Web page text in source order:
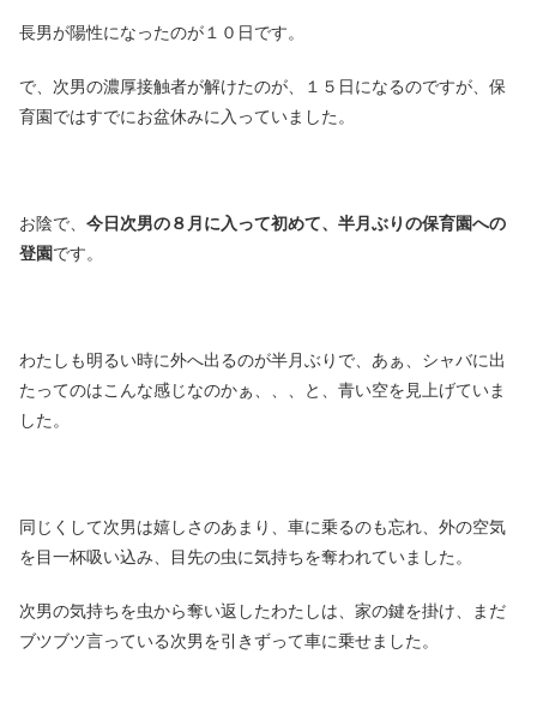
長男が陽性になったのが１０日です。
で、次男の濃厚接触者が解けたのが、１５日になるのですが、保
育園ではすでにお盆休みに入っていました。
お陰で、 今日次男の８月に入って初めて、半月ぶりの保育園への
登園です。
わたしも明るい時に外へ出るのが半月ぶりで、あぁ、シャバに出
たってのはこんな感じなのかぁ、、、と、青い空を見上げていま
した。
同じくして次男は嬉しさのあまり、車に乗るのも忘れ、外の空気
を目一杯吸い込み、目先の虫に気持ちを奪われていました。
次男の気持ちを虫から奪い返したわたしは、家の鍵を掛け、まだ
ブツブツ言っている次男を引きずって車に乗せました。